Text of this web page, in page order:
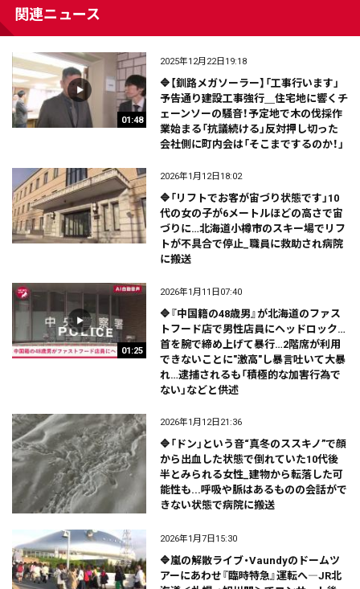
関連ニュース
01:48
2025年12月22日19:18
🔷【釧路メガソーラー】「工事行います」
予告通り建設工事強行＿住宅地に響くチ
ェーンソーの騒音！予定地で木の伐採作
業始まる「抗議続ける」反対押し切った
会社側に町内会は「そこまでするのか！」
2026年1月12日18:02
🔷「リフトでお客が宙づり状態です」10
代の女の子が6メートルほどの高さで宙
づりに…北海道小樽市のスキー場でリフ
トが不具合で停止_職員に救助され病院
に搬送
01:25
2026年1月11日07:40
🔷『中国籍の48歳男』が北海道のファス
トフード店で男性店員にヘッドロック…
首を腕で締め上げて暴行…2階席が利用
できないことに"激高"し暴言吐いて大暴
れ…逮捕されるも「積極的な加害行為で
ない」などと供述
2026年1月12日21:36
🔷「ドン」という音“真冬のススキノ”で顔
から出血した状態で倒れていた10代後
半とみられる女性_建物から転落した可
能性も...呼吸や脈はあるものの会話がで
きない状態で病院に搬送
2026年1月7日15:30
🔷嵐の解散ライブ・Vaundyのドームツ
アーにあわせ『臨時特急』運転へ―JR北